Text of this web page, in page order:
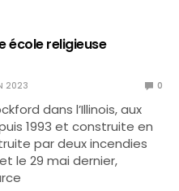
école religieuse
2023 0
dans l’Illinois, aux
1993 et construite en
par deux incendies
le 29 mai dernier,